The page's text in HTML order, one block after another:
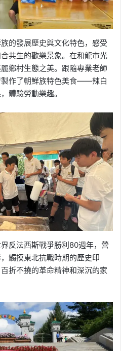
的發展歷史與文化特色，感受
共生的歡樂景象。在和龍市光
鄉村生態之美。跟隨專業老師
作了朝鮮族特色美食——辣白
體驗勞動樂趣。
反法西斯戰爭勝利80週年，營
觸摸東北抗戰時期的歷史印
折不撓的革命精神和深沉的家